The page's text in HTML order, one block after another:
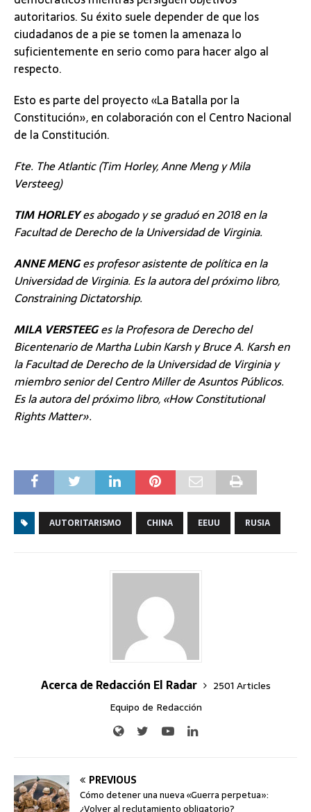
autoritarios. Su éxito suele depender de que los
ciudadanos de a pie se tomen la amenaza lo
suficientemente en serio como para hacer algo al
respecto.
Esto es parte del proyecto «La Batalla por la
Constitución», en colaboración con el Centro Nacional
de la Constitución.
Fte. The Atlantic (Tim Horley, Anne Meng y Mila
Versteeg)
TIM HORLEYes abogado y se graduó en 2018 en la
Facultad de Derecho de la Universidad de Virginia.
ANNE MENGes profesor asistente de política en la
Universidad de Virginia. Es la autora del próximo libro,
Constraining Dictatorship.
MILA VERSTEEGes la Profesora de Derecho del
Bicentenario de Martha Lubin Karsh y Bruce A. Karsh en
la Facultad de Derecho de la Universidad de Virginia y
miembro senior del Centro Miller de Asuntos Públicos.
Es la autora del próximo libro, «How Constitutional
Rights Matter».
AUTORITARISMO CHINA EEUU RUSIA
Acerca de Redacción El Radar
2501 Articles
Equipo de Redacción
PREVIOUS
Cómo detener una nueva «Guerra perpetua»: